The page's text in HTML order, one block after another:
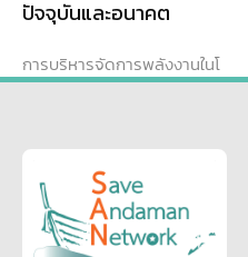
ปัจจุบันและอนาคต
การบริหารจัดการพลังงานในโ